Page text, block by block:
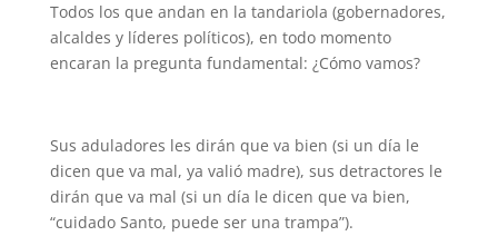
Todos los que andan en la tandariola (gobernadores,
alcaldes y líderes políticos), en todo momento
encaran la pregunta fundamental: ¿Cómo vamos?
Sus aduladores les dirán que va bien (si un día le
dicen que va mal, ya valió madre), sus detractores le
dirán que va mal (si un día le dicen que va bien,
“cuidado Santo, puede ser una trampa”).